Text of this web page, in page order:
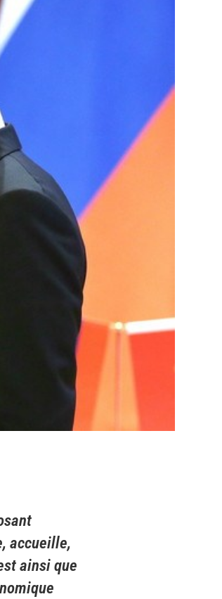
accueille,
ainsi que